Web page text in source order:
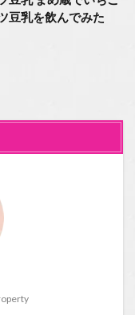
豆乳を飲んでみた